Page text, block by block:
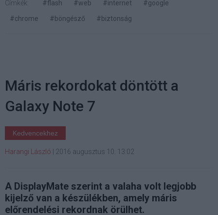
Címkék: #flash #web #internet
#google
#chrome
#böngésző #biztonság
Máris rekordokat döntött a
Galaxy Note 7
Kedvencekhez
Harangi László 2016 augusztus 10. 13:02
A DisplayMate szerint a valaha volt legjobb
kijelző van a készülékben, amely máris
előrendelési rekordnak örülhet.